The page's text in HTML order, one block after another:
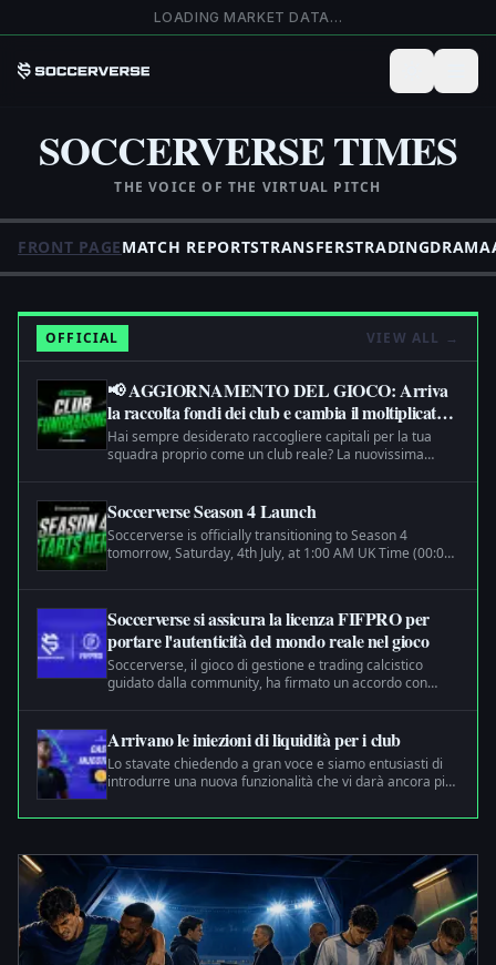
Salta al contenuto principaleLOADING MARKET DATA…
SOCCERVERSE TIMES
THE VOICE OF THE VIRTUAL PITCH
FRONT PAGEMATCH REPORTSTRANSFERSTRADINGDRAMA
OFFICIAL VIEW ALL →
📢 AGGIORNAMENTO DEL GIOCO: Arriva
la raccolta fondi dei club e cambia il moltiplicatore
di iniezione di liquidità
Hai sempre desiderato raccogliere capitali per la tua
squadra proprio come un club reale? La nuovissima
Soccerverse Season 4 Launch
Soccerverse is officially transitioning to Season 4
tomorrow, Saturday, 4th July, at 1:00 AM UK Time (00:00
matches and the market more dynamic, and fair.
Soccerverse si assicura la licenza FIFPRO per
portare l'autenticità del mondo reale nel gioco
Soccerverse, il gioco di gestione e trading calcistico
guidato dalla community, ha firmato un accordo con
Arrivano le iniezioni di liquidità per i club
Lo stavate chiedendo a gran voce e siamo entusiasti di
introdurre una nuova funzionalità che vi darà ancora più